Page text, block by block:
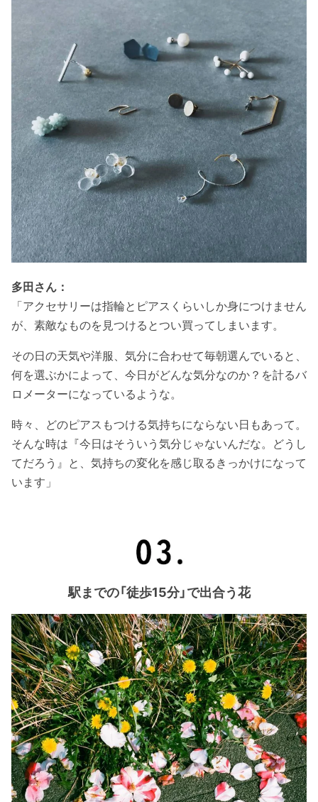
多田さん：
「アクセサリーは指輪とピアスくらいしか身につけません
が、素敵なものを見つけるとつい買ってしまいます。
その日の天気や洋服、気分に合わせて毎朝選んでいると、
何を選ぶかによって、今日がどんな気分なのか？を計るバ
ロメーターになっているような。
時々、どのピアスもつける気持ちにならない日もあって。
そんな時は『今日はそういう気分じゃないんだな。どうし
てだろう』と、気持ちの変化を感じ取るきっかけになって
います」
駅までの「徒歩15分」で出合う花